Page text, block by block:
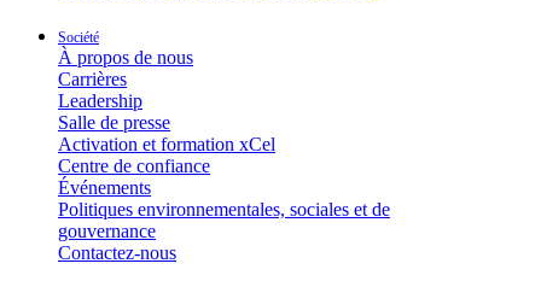
Société
À propos de nous
Carrières
Leadership
Salle de presse
Activation et formation xCel
Centre de confiance
Événements
Politiques environnementales, sociales et de
gouvernance
Contactez-nous